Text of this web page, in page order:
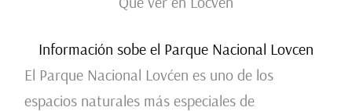
Información sobe el Parque Nacional Lovcen
El Parque Nacional Lovćen es uno de los
espacios naturales más especiales de